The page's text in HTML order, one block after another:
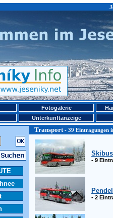
Fotogalerie
Unterkunftanzeige
Transport - 39 Eintragungen
- 9
- 2